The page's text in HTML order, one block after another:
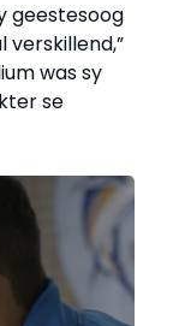
geestesoog
verskillend,”
was sy
se